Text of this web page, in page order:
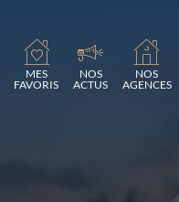
Chargement...
MES
FAVORIS
NOS
ACTUS
NOS
AGENCES